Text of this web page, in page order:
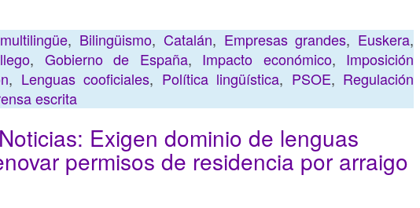
, Bilingüismo, Catalán, Empresas grandes, Euskera,
, Gobierno de España, Impacto económico, Imposición
, Lenguas cooficiales, Política lingüística, PSOE, Regulación
escrita
Exigen dominio de lenguas
permisos de residencia por arraigo